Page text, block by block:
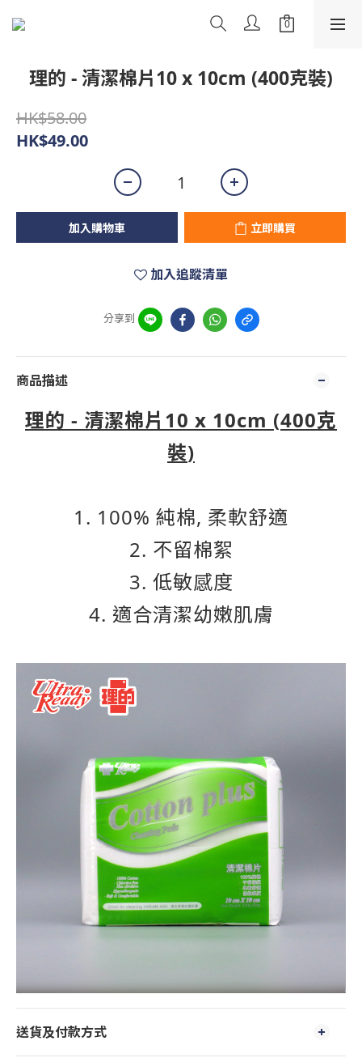
理的 - 清潔棉片10 x 10cm (400克裝)
HK$58.00
HK$49.00
加入購物車 立即購買
加入追蹤清單
分享到
商品描述
理的 - 清潔棉片10 x 10cm (400克
裝)
1. 100% 純棉, 柔軟舒適
2. 不留棉絮
3. 低敏感度
4. 適合清潔幼嫩肌膚
送貨及付款方式